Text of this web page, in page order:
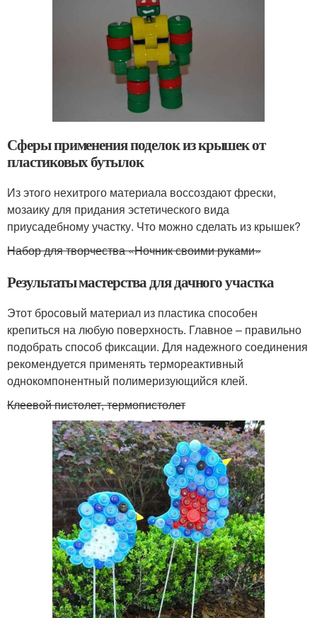
Сферы применения поделок из крышек от
пластиковых бутылок
Из этого нехитрого материала воссоздают фрески,
мозаику для придания эстетического вида
приусадебному участку. Что можно сделать из крышек?
Набор для творчества «Ночник своими руками»
Результаты мастерства для дачного участка
Этот бросовый материал из пластика способен
крепиться на любую поверхность. Главное – правильно
подобрать способ фиксации. Для надежного соединения
рекомендуется применять термореактивный
однокомпонентный полимеризующийся клей.
Клеевой пистолет, термопистолет